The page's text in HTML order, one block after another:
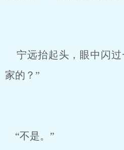
宁远抬起头，眼中闪过
家的？”
“不是。”